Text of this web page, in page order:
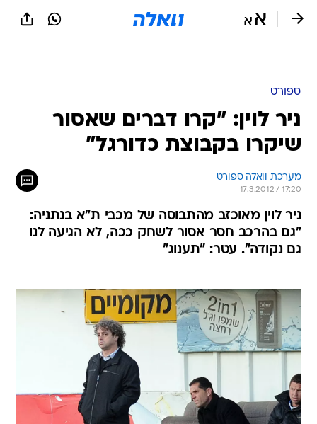
ספורט
ניר לוין: "קרו דברים שאסור
שיקרו בקבוצת כדורגל"
מערכת וואלה ספורט
17.3.2012 / 17:20
ניר לוין מאוכזב מהתבוסה של מכבי ת"א בנתניה:
"גם בהרכב חסר אסור לשחק ככה, לא הגיעה לנו
גם נקודה". עטר: "תענוג"